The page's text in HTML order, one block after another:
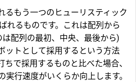
るもう一つのヒューリスティック
れるものです。これは配列から
配列の最初、中央、最後から)
ットとして採用するという方法
ちで採用するものと比べた場合、
実行速度がいくらか向上します。